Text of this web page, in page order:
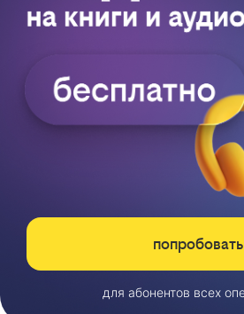
попробовать
для абонентов всех